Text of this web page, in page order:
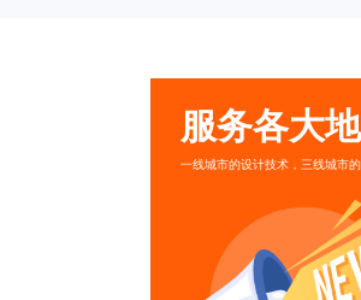
服务各大
一线城市的设计技术，三线城市